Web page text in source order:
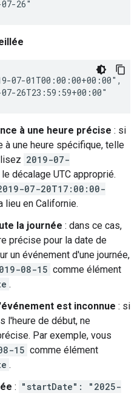
26"
07-01T00:00:00+00:00",
26T23:59:59+00:00"
à une heure précise : si
à une heure spécifique, telle
2019-07-
décalage UTC approprié.
07-20T17:00:00-
lieu en Californie.
la journée : dans ce cas,
précise pour la date de
un événement d'une journée,
08-15 comme élément
.
est inconnue : si
l'heure de début, ne
Par exemple, vous
15 comme élément
.
: "startDate": "2025-